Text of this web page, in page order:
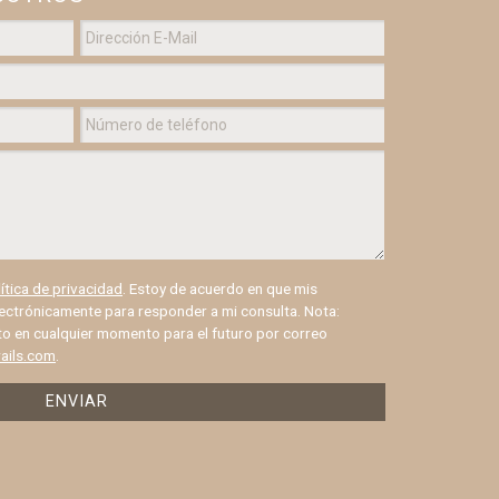
el
de privacidad. Estoy de acuerdo en que mis
para responder a mi consulta. Nota:
en cualquier momento para el futuro por correo
.
ENVIAR